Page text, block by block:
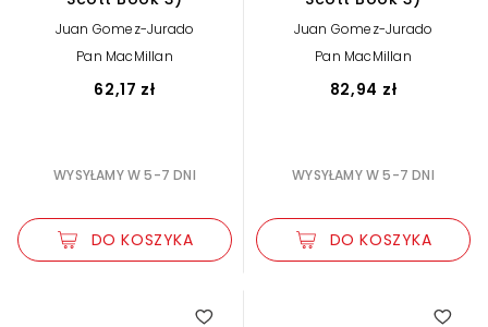
Juan Gomez-Jurado
Pan MacMillan
62,17 zł
WYSYŁAMY W 5-7 DNI
DO KOSZYKA
Juan Gomez-Jurado
Pan MacMillan
82,94 zł
WYSYŁAMY W 5-7 DNI
DO KOSZYKA
5.00